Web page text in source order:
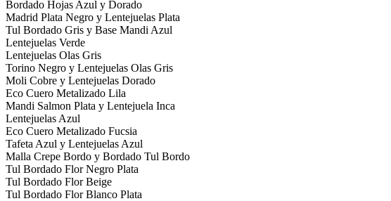
Bordado Hojas Azul y Dorado
Madrid Plata Negro y Lentejuelas Plata
Tul Bordado Gris y Base Mandi Azul
Lentejuelas Verde
Lentejuelas Olas Gris
Torino Negro y Lentejuelas Olas Gris
Moli Cobre y Lentejuelas Dorado
Eco Cuero Metalizado Lila
Mandi Salmon Plata y Lentejuela Inca
Lentejuelas Azul
Eco Cuero Metalizado Fucsia
Tafeta Azul y Lentejuelas Azul
Malla Crepe Bordo y Bordado Tul Bordo
Tul Bordado Flor Negro Plata
Tul Bordado Flor Beige
Tul Bordado Flor Blanco Plata